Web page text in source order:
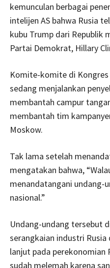
kemunculan berbagai
intelijen AS bahwa Rusia
kubu Trump dari Republik
Partai Demokrat, Hillary
Komite-komite di
sedang menjalankan
membantah campur
membantah tim
Moskow.
Tak lama setelah
mengatakan bahwa,
menandatangani undang-
nasional.”
Undang-undang tersebut
serangkaian industri
lanjut pada perekonomian
sudah melemah karena